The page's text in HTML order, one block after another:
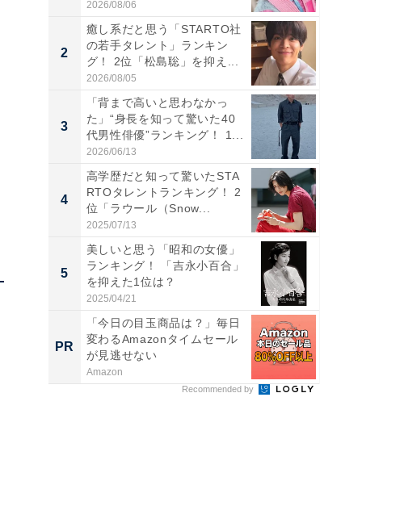
2026/08/06
2
癒し系だと思う「STARTO社
の若手タレント」ランキン
グ！ 2位「松島聡」を抑え...
2026/08/05
3
「背まで高いと思わなかっ
た」“身長を知って驚いた40
代男性俳優”ランキング！ 1...
2026/06/13
4
高学歴だと知って驚いたSTA
RTOタレントランキング！ 2
位「ラウール（Snow...
2025/07/13
5
美しいと思う「昭和の女優」
ランキング！ 「吉永小百合」
を抑えた1位は？
2025/04/21
PR
「今日の目玉商品は？」毎日
変わるAmazonタイムセール
が見逃せない
Amazon
Recommended by